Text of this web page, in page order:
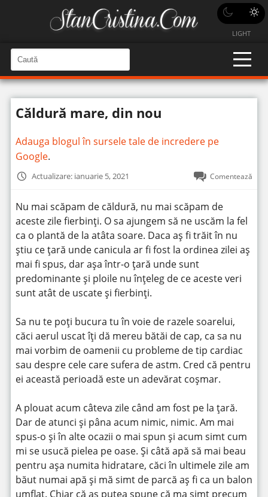
LIGHT
a
u
t
n
C
a
u
î
n
t
Căldură mare, din nou
Adauga blogul în sursele tale de incredere pe
Google.
Actualizare: ianuarie 5, 2021 Comentează
Nu mai scăpam de căldură, nu mai scăpam de
aceste zile fierbinți. O sa ajungem să ne uscăm la fel
ca o plantă de la atâta soare. Daca aș fi trăit în nu
știu ce țară unde canicula ar fi fost la ordinea zilei aș
mai fi spus, dar așa într-o țară unde sunt
predominante și ploile nu înțeleg de ce aceste veri
sunt atât de uscate și fierbinți.
Sa nu te poți bucura tu în voie de razele soarelui,
căci aerul uscat îți dă mereu bătăi de cap, ca sa nu
mai vorbim de oamenii cu probleme de tip cardiac
sau despre cele care sufera de astm. Cred că pentru
ei această perioadă este un adevărat coșmar.
A plouat acum câteva zile când am fost pe la țară.
Dar de atunci și pâna acum nimic, nimic. Am mai
spus-o și în alte ocazii o mai spun și acum simt cum
mi se usucă pielea pe oase. Și câtă apă să mai beau
pentru așa numita hidratare, căci în ultimele zile am
băut numai apă și mă simt de parcă aș fi ca un balon
umflat. Chiar că aș putea spune că ma simt precum